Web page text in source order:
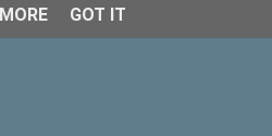
(flogasport.gr), All rights reserved
GOT IT